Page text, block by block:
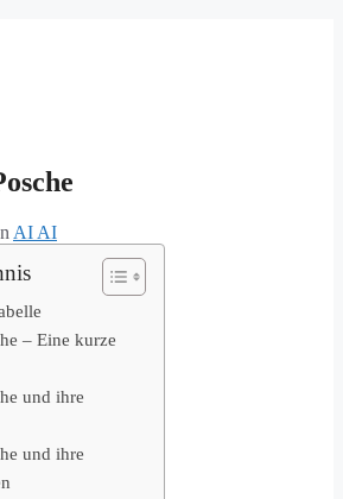
AI AI
– Eine kurze
und ihre
und ihre